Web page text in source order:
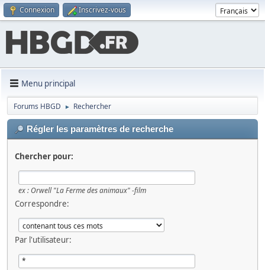
Connexion Inscrivez-vous
Menu principal
Forums HBGD ► Rechercher
Régler les paramètres de recherche
Chercher pour:
ex : Orwell "La Ferme des animaux" -film
Correspondre:
Par l'utilisateur: